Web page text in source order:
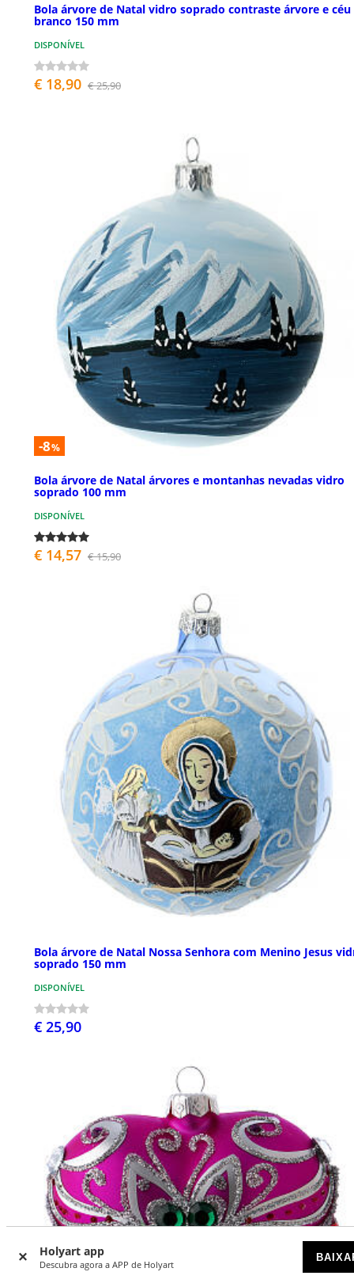
Holyart app
Descubra agora a APP de Holyart
Bola árvore de Natal vidro soprado contraste árvore e céu
branco 150 mm
DISPONÍVEL
€ 18,90 € 25,90
-8%
Bola árvore de Natal árvores e montanhas nevadas vidro
soprado 100 mm
DISPONÍVEL
€ 14,57 € 15,90
Bola árvore de Natal Nossa Senhora com Menino Jesus
soprado 150 mm
DISPONÍVEL
€ 25,90